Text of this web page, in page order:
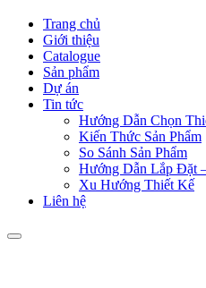
Trang chủ
Giới thiệu
Catalogue
Sản phẩm
Dự án
Tin tức
Hướng Dẫn Chọn
Kiến Thức Sản Phẩm
So Sánh Sản Phẩm
Hướng Dẫn Lắp Đặt
Xu Hướng Thiết Kế
Liên hệ